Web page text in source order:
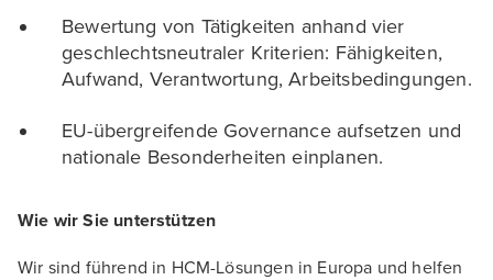
Bewertung von Tätigkeiten anhand vier
geschlechtsneutraler Kriterien: Fähigkeiten,
Aufwand, Verantwortung, Arbeitsbedingungen.
EU-übergreifende Governance aufsetzen und
nationale Besonderheiten einplanen.
Wie wir Sie unterstützen
Wir sind führend in HCM-Lösungen in Europa und helfen